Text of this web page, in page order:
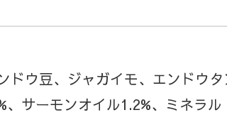
ドウ豆、ジャガイモ、エンドウ
サーモンオイル1.2%、ミネラ